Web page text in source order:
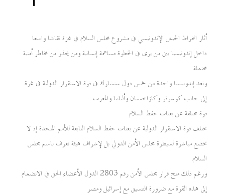
أثار انخراط الجيش الإندونيسي في مشروع مجلس السلام في غزة نقاشا واسعا
داخل إندونيسيا بين من يرى في الخطوة مساهمة إنسانية ومن يحذر من مخاطر أمنية
محتملة
وتعد إندونيسيا واحدة من خمس دول ستشارك في قوة الاستقرار الدولية في غزة
إلى جانب كوسوفو وكازاخستان وألبانيا والمغرب
قوة مختلفة عن بعثات حفظ السلام
تختلف قوة الاستقرار الدولية عن بعثات حفظ السلام التابعة للأمم المتحدة إذ لا
تخضع مباشرة لسيطرة مجلس الأمن الدولي بل لإشراف هيئة تعرف باسم مجلس
السلام
ورغم ذلك منح قرار مجلس الأمن رقم 2803 الدول الأعضاء الحق في الانضمام
إلى هذه القوة مع ضرورة التنسيق مع إسرائيل ومصر